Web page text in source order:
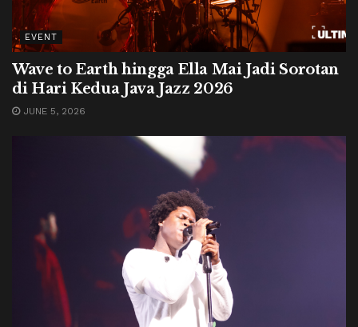
EVENT
Wave to Earth hingga Ella Mai Jadi Sorotan
di Hari Kedua Java Jazz 2026
JUNE 5, 2026